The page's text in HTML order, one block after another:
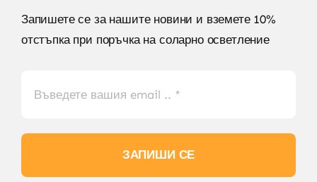
Запишете се за нашите новини и вземете 10%
отстъпка при поръчка на соларно осветление
ЗАПИШИ СЕ